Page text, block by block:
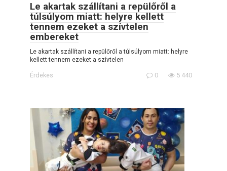
Le akartak szállítani a repülőről a
túlsúlyom miatt: helyre kellett
tennem ezeket a szívtelen
embereket
Le akartak szállítani a repülőről a túlsúlyom miatt: helyre
kellett tennem ezeket a szívtelen
Érdekes 0 5 440